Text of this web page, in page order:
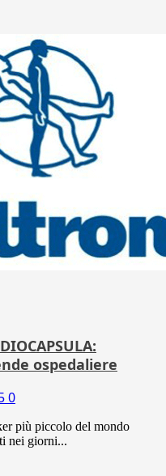
ospedaliere
0
più piccolo del mondo
nei giorni...